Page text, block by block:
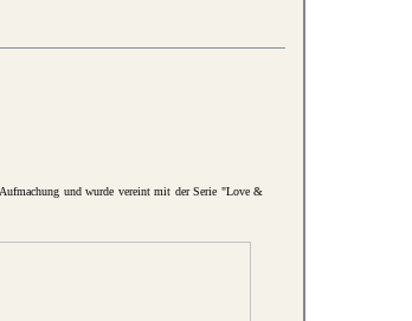
und wurde vereint mit der Serie "Love &